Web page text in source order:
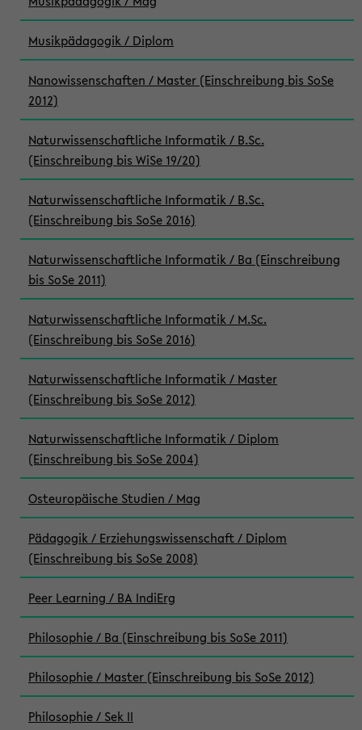
Musikpädagogik / Diplom
Nanowissenschaften / Master (Einschreibung bis SoSe
2012)
Naturwissenschaftliche Informatik / B.Sc.
(Einschreibung bis WiSe 19/20)
Naturwissenschaftliche Informatik / B.Sc.
(Einschreibung bis SoSe 2016)
Naturwissenschaftliche Informatik / Ba (Einschreibung
bis SoSe 2011)
Naturwissenschaftliche Informatik / M.Sc.
(Einschreibung bis SoSe 2016)
Naturwissenschaftliche Informatik / Master
(Einschreibung bis SoSe 2012)
Naturwissenschaftliche Informatik / Diplom
(Einschreibung bis SoSe 2004)
Osteuropäische Studien / Mag
Pädagogik / Erziehungswissenschaft / Diplom
(Einschreibung bis SoSe 2008)
Peer Learning / BA IndiErg
Philosophie / Ba (Einschreibung bis SoSe 2011)
Philosophie / Master (Einschreibung bis SoSe 2012)
Philosophie / Sek II